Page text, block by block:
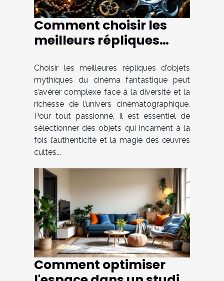
Comment choisir les
meilleurs répliques
cinéma fantastique ?
Choisir les meilleures répliques d'objets
mythiques du cinéma fantastique peut
s’avérer complexe face à la diversité et la
richesse de l’univers cinématographique.
Pour tout passionné, il est essentiel de
sélectionner des objets qui incarnent à la
fois l’authenticité et la magie des œuvres
cultes...
Comment optimiser